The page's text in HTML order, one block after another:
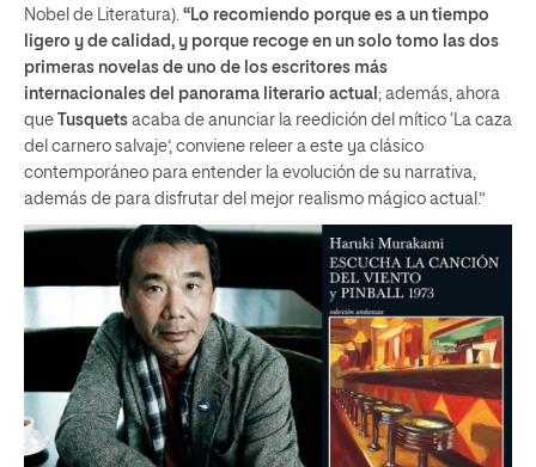
Nobel de Literatura). “Lo recomiendo porque es a un tiempo
ligero y de calidad, y porque recoge en un solo tomo las dos
primeras novelas de uno de los escritores más
internacionales del panorama literario actual ; además, ahora
que
Tusquets acaba de anunciar la reedición del mítico ‘La caza
del carnero salvaje’, conviene releer a este ya clásico
contemporáneo para entender la evolución de su narrativa,
además de para disfrutar del mejor realismo mágico actual.”